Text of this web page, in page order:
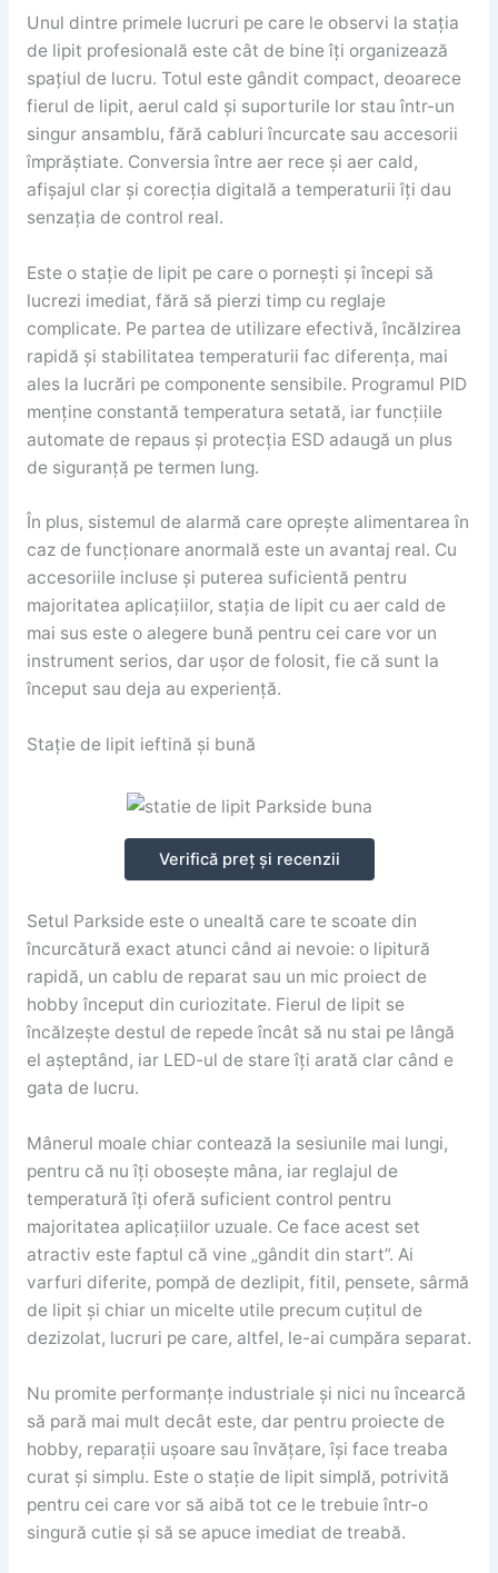
Unul dintre primele lucruri pe care le observi la stația
de lipit profesională este cât de bine îți organizează
spațiul de lucru. Totul este gândit compact, deoarece
fierul de lipit, aerul cald și suporturile lor stau într-un
singur ansamblu, fără cabluri încurcate sau accesorii
împrăștiate. Conversia între aer rece și aer cald,
afișajul clar și corecția digitală a temperaturii îți dau
senzația de control real.
Este o stație de lipit pe care o pornești și începi să
lucrezi imediat, fără să pierzi timp cu reglaje
complicate. Pe partea de utilizare efectivă, încălzirea
rapidă și stabilitatea temperaturii fac diferența, mai
ales la lucrări pe componente sensibile. Programul PID
menține constantă temperatura setată, iar funcțiile
automate de repaus și protecția ESD adaugă un plus
de siguranță pe termen lung.
În plus, sistemul de alarmă care oprește alimentarea în
caz de funcționare anormală este un avantaj real. Cu
accesoriile incluse și puterea suficientă pentru
majoritatea aplicațiilor, stația de lipit cu aer cald de
mai sus este o alegere bună pentru cei care vor un
instrument serios, dar ușor de folosit, fie că sunt la
început sau deja au experiență.
Stație de lipit ieftină și bună
Verifică preț și recenzii
Setul Parkside este o unealtă care te scoate din
încurcătură exact atunci când ai nevoie: o lipitură
rapidă, un cablu de reparat sau un mic proiect de
hobby început din curiozitate. Fierul de lipit se
încălzește destul de repede încât să nu stai pe lângă
el așteptând, iar LED-ul de stare îți arată clar când e
gata de lucru.
Mânerul moale chiar contează la sesiunile mai lungi,
pentru că nu îți obosește mâna, iar reglajul de
temperatură îți oferă suficient control pentru
majoritatea aplicațiilor uzuale. Ce face acest set
atractiv este faptul că vine „gândit din start”. Ai
varfuri diferite, pompă de dezlipit, fitil, pensete, sârmă
de lipit și chiar un micelte utile precum cuțitul de
dezizolat, lucruri pe care, altfel, le-ai cumpăra separat.
Nu promite performanțe industriale și nici nu încearcă
să pară mai mult decât este, dar pentru proiecte de
hobby, reparații ușoare sau învățare, își face treaba
curat și simplu. Este o stație de lipit simplă, potrivită
pentru cei care vor să aibă tot ce le trebuie într-o
singură cutie și să se apuce imediat de treabă.